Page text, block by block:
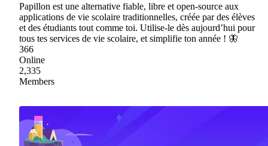
Papillon est une alternative fiable, libre et open-source aux
applications de vie scolaire traditionnelles, créée par des élèves
et des étudiants tout comme toi. Utilise-le dès aujourd’hui pour
tous tes services de vie scolaire, et simplifie ton année ! 🦋
366
Online
2,335
Members